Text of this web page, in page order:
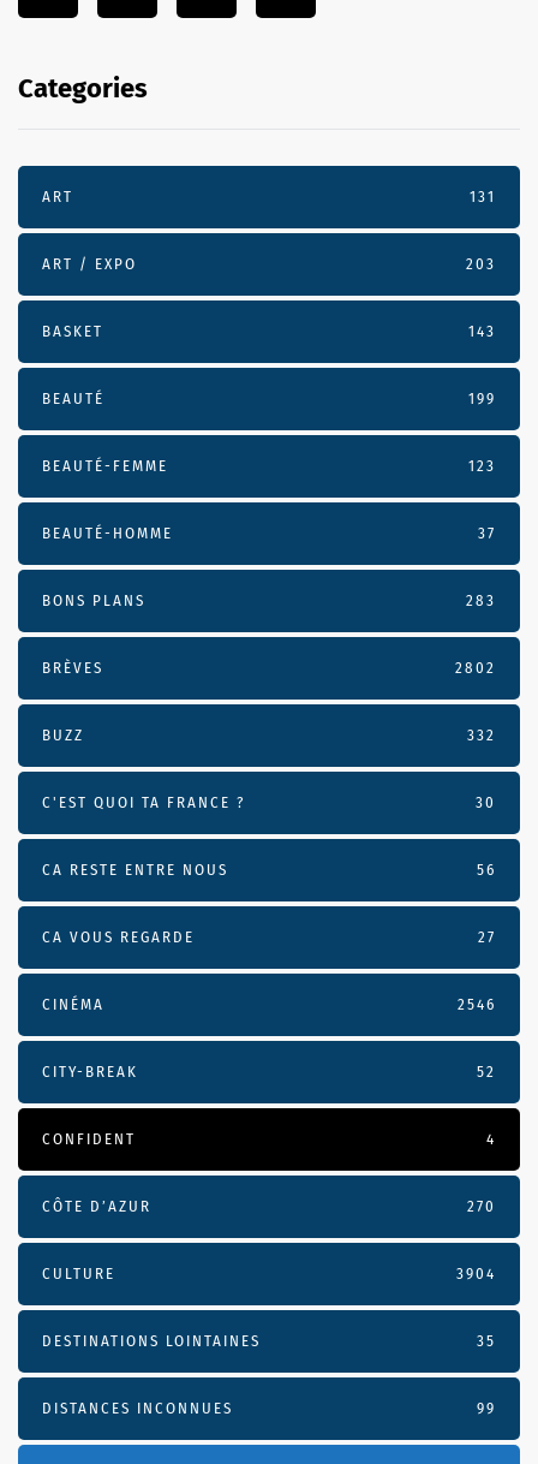
Categories
ART 131
ART / EXPO 203
BASKET 143
BEAUTÉ 199
BEAUTÉ-FEMME 123
BEAUTÉ-HOMME 37
BONS PLANS 283
BRÈVES 2802
BUZZ 332
C'EST QUOI TA FRANCE ? 30
CA RESTE ENTRE NOUS 56
CA VOUS REGARDE 27
CINÉMA 2546
CITY-BREAK 52
CONFIDENT 4
CÔTE D’AZUR 270
CULTURE 3904
DESTINATIONS LOINTAINES 35
DISTANCES INCONNUES 99